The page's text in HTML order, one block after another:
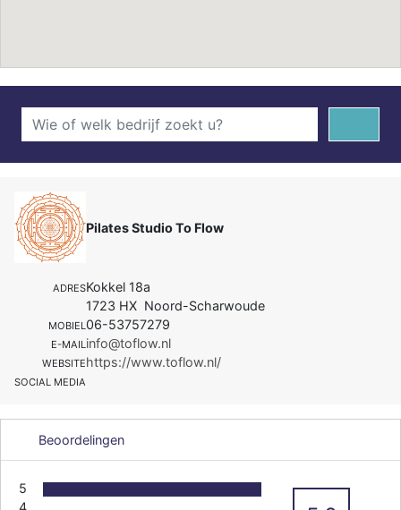
Pilates Studio To Flow
ADRESKokkel 18a
1723 HX Noord-Scharwoude
MOBIEL06-53757279
E-MAILinfo@toflow.nl
WEBSITEhttps://www.toflow.nl/
SOCIAL MEDIA
Beoordelingen
5